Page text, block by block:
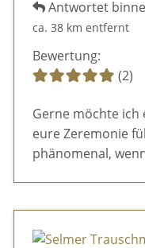
Antwortet
ca. 38 km entfernt
Bewertung:
(2)
Gerne möchte
eure Zeremonie
phänomenal,